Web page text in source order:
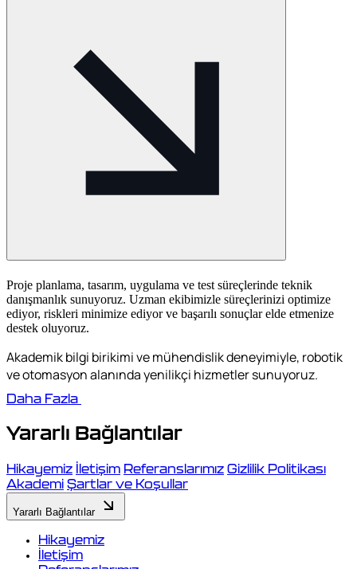
Proje planlama, tasarım, uygulama ve test süreçlerinde teknik
danışmanlık sunuyoruz. Uzman ekibimizle süreçlerinizi optimize
ediyor, riskleri minimize ediyor ve başarılı sonuçlar elde etmenize
destek oluyoruz.
Akademik bilgi birikimi ve mühendislik deneyimiyle, robotik
ve otomasyon alanında yenilikçi hizmetler sunuyoruz.
Daha Fazla
Yararlı Bağlantılar
Hikayemiz İletişim Referanslarımız Gizlilik Politikası
Akademi Şartlar ve Koşullar
Yararlı Bağlantılar
Hikayemiz
İletişim